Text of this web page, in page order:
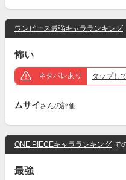
ワンピース最強キャラランキング
怖い
ネタバレあり タップし
ムサイ さんの評価
ONE PIECEキャラランキング で
最強